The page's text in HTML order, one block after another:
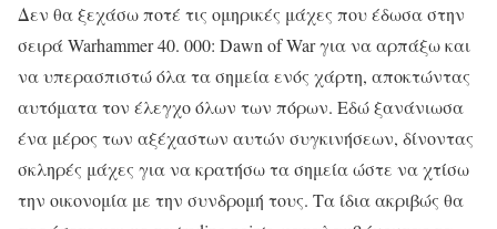
Δεν θα ξεχάσω ποτέ τις ομηρικές μάχες που έδωσα στην
σειρά Warhammer 40. 000: Dawn of War για να αρπάξω και
να υπερασπιστώ όλα τα σημεία ενός χάρτη, αποκτώντας
αυτόματα τον έλεγχο όλων των πόρων. Εδώ ξανάνιωσα
ένα μέρος των αξέχαστων αυτών συγκινήσεων, δίνοντας
σκληρές μάχες για να κρατήσω τα σημεία ώστε να χτίσω
την οικονομία με την συνδρομή τους. Τα ίδια ακριβώς θα